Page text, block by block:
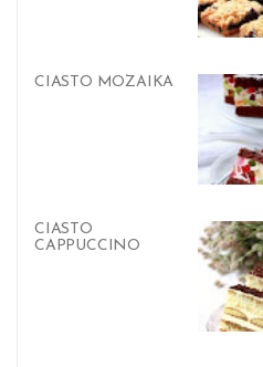
CIASTO MOZAIKA
CIASTO
CAPPUCCINO